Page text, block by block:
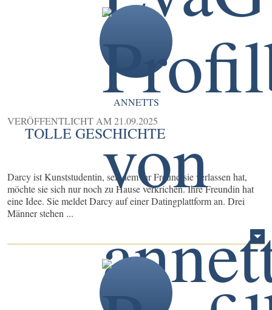
ANNETTS
VERÖFFENTLICHT AM21.09.2025
TOLLE GESCHICHTE
Darcy ist Kunststudentin, seit dem ihr Freund sie verlassen hat,
möchte sie sich nur noch zu Hause verkrichen. Ihre Freundin hat
eine Idee. Sie meldet Darcy auf einer Datingplattform an. Drei
Männer stehen ...